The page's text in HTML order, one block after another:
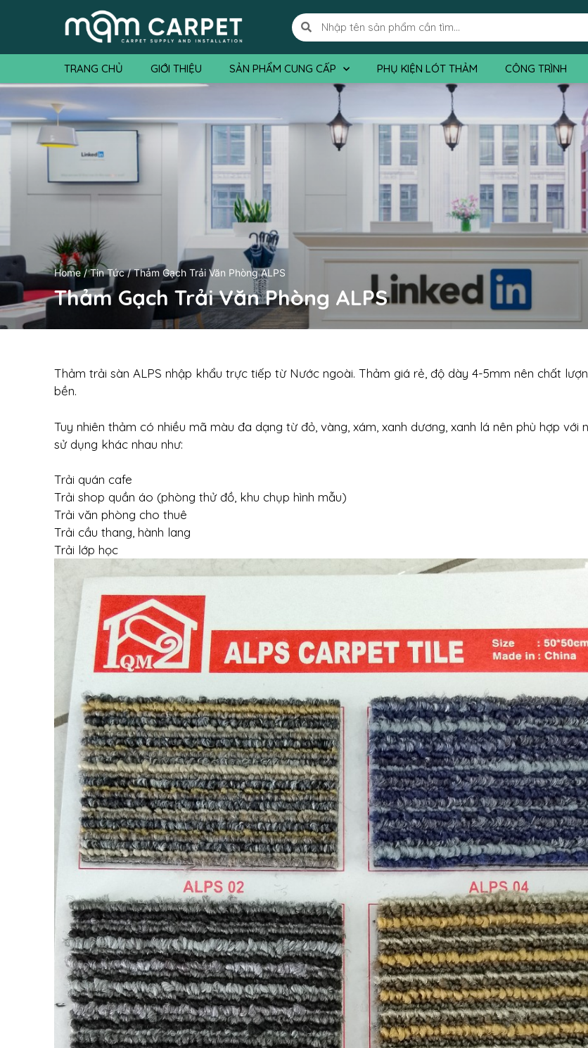
TRANG CHỦ GIỚI THIỆU SẢN PHẨM CUNG CẤP PHỤ KIỆN LÓT THẢM CÔNG TRÌNH
Home /Tin Tức/ Thảm Gạch Trải Văn Phòng ALPS
Thảm Gạch Trải Văn Phòng ALPS
Thảm trải sàn ALPS nhập khẩu trực tiếp từ Nước ngoài. Thảm giá rẻ, độ dày 4-5mm nên chất
bền.
Tuy nhiên thảm có nhiều mã màu đa dạng từ đỏ, vàng, xám, xanh dương, xanh lá nên phù hợp với
sử dụng khác nhau như:
Trải quán cafe
Trải shop quần áo (phòng thử đồ, khu chụp hình mẫu)
Trải văn phòng cho thuê
Trải cầu thang, hành lang
Trải lớp học